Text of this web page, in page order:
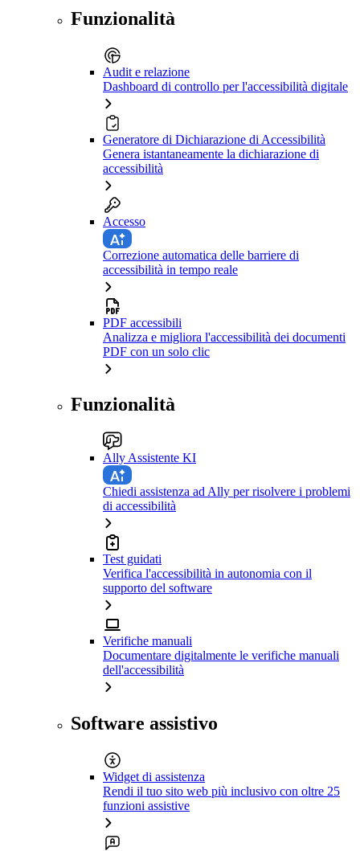
Funzionalità
Audit e relazione
Dashboard di controllo per l'accessibilità digitale
Generatore di Dichiarazione di Accessibilità
Genera istantaneamente la dichiarazione di
accessibilità
Accesso
Correzione automatica delle barriere di
accessibilità in tempo reale
PDF accessibili
Analizza e migliora l'accessibilità dei documenti
PDF con un solo clic
Funzionalità
Ally Assistente KI
Chiedi assistenza ad Ally per risolvere i problemi
di accessibilità
Test guidati
Verifica l'accessibilità in autonomia con il
supporto del software
Verifiche manuali
Documentare digitalmente le verifiche manuali
dell'accessibilità
Software assistivo
Widget di assistenza
Rendi il tuo sito web più inclusivo con oltre 25
funzioni assistive